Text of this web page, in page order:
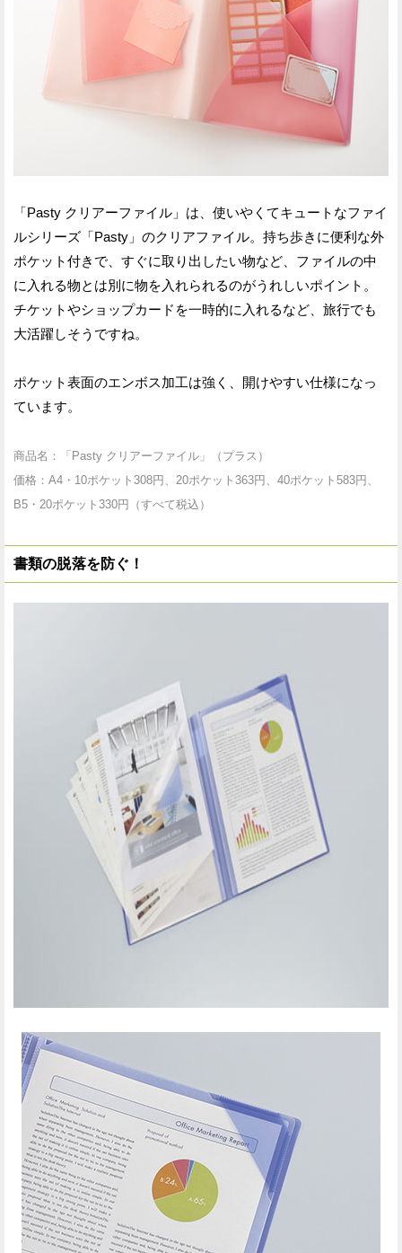
「Pasty クリアーファイル」は、使いやくてキュートなファイ
ルシリーズ「Pasty」のクリアファイル。持ち歩きに便利な外
ポケット付きで、すぐに取り出したい物など、ファイルの中
に入れる物とは別に物を入れられるのがうれしいポイント。
チケットやショップカードを一時的に入れるなど、旅行でも
大活躍しそうですね。
ポケット表面のエンボス加工は強く、開けやすい仕様になっ
ています。
商品名：「Pasty クリアーファイル」（プラス）
価格：A4・10ポケット308円、20ポケット363円、40ポケット583円、
B5・20ポケット330円（すべて税込）
書類の脱落を防ぐ！